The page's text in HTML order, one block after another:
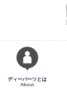
ディーパーツとは
About